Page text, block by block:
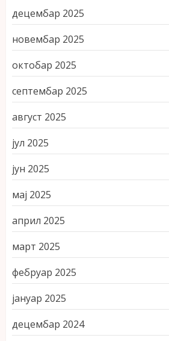
децембар 2025
новембар 2025
октобар 2025
септембар 2025
август 2025
јул 2025
јун 2025
мај 2025
април 2025
март 2025
фебруар 2025
јануар 2025
децембар 2024